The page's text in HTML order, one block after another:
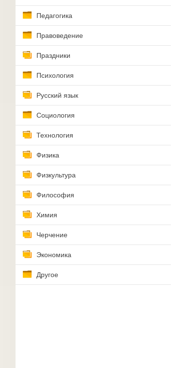
Педагогика
Правоведение
Праздники
Психология
Русский язык
Социология
Технология
Физика
Физкультура
Философия
Химия
Черчение
Экономика
Другое